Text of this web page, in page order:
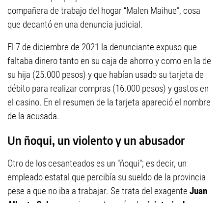
compañera de trabajo del hogar “Malen Maihue”, cosa
que decantó en una denuncia judicial.
El 7 de diciembre de 2021 la denunciante expuso que
faltaba dinero tanto en su caja de ahorro y como en la de
su hija (25.000 pesos) y que habían usado su tarjeta de
débito para realizar compras (16.000 pesos) y gastos en
el casino. En el resumen de la tarjeta apareció el nombre
de la acusada.
Un ñoqui, un violento y un abusador
Otro de los cesanteados es un "ñoqui"; es decir, un
empleado estatal que percibía su sueldo de la provincia
pese a que no iba a trabajar. Se trata del exagente Juan